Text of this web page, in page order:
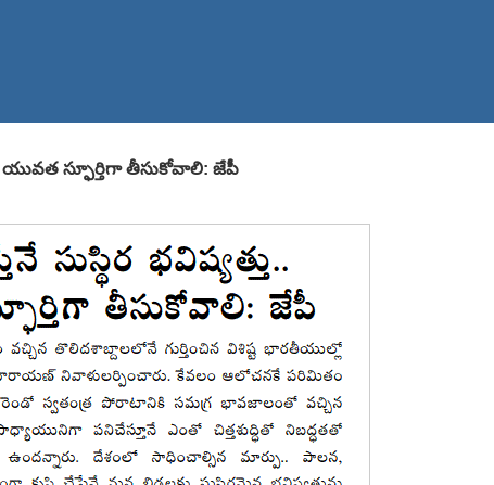
యువత స్ఫూర్తిగా తీసుకోవాలి: జేపీ